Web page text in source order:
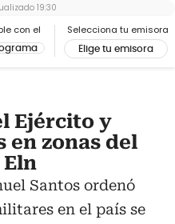
con el Selecciona tu emisora
Elige tu emisora
19:30
Ejército y
en zonas del
Santos ordenó
en el país se